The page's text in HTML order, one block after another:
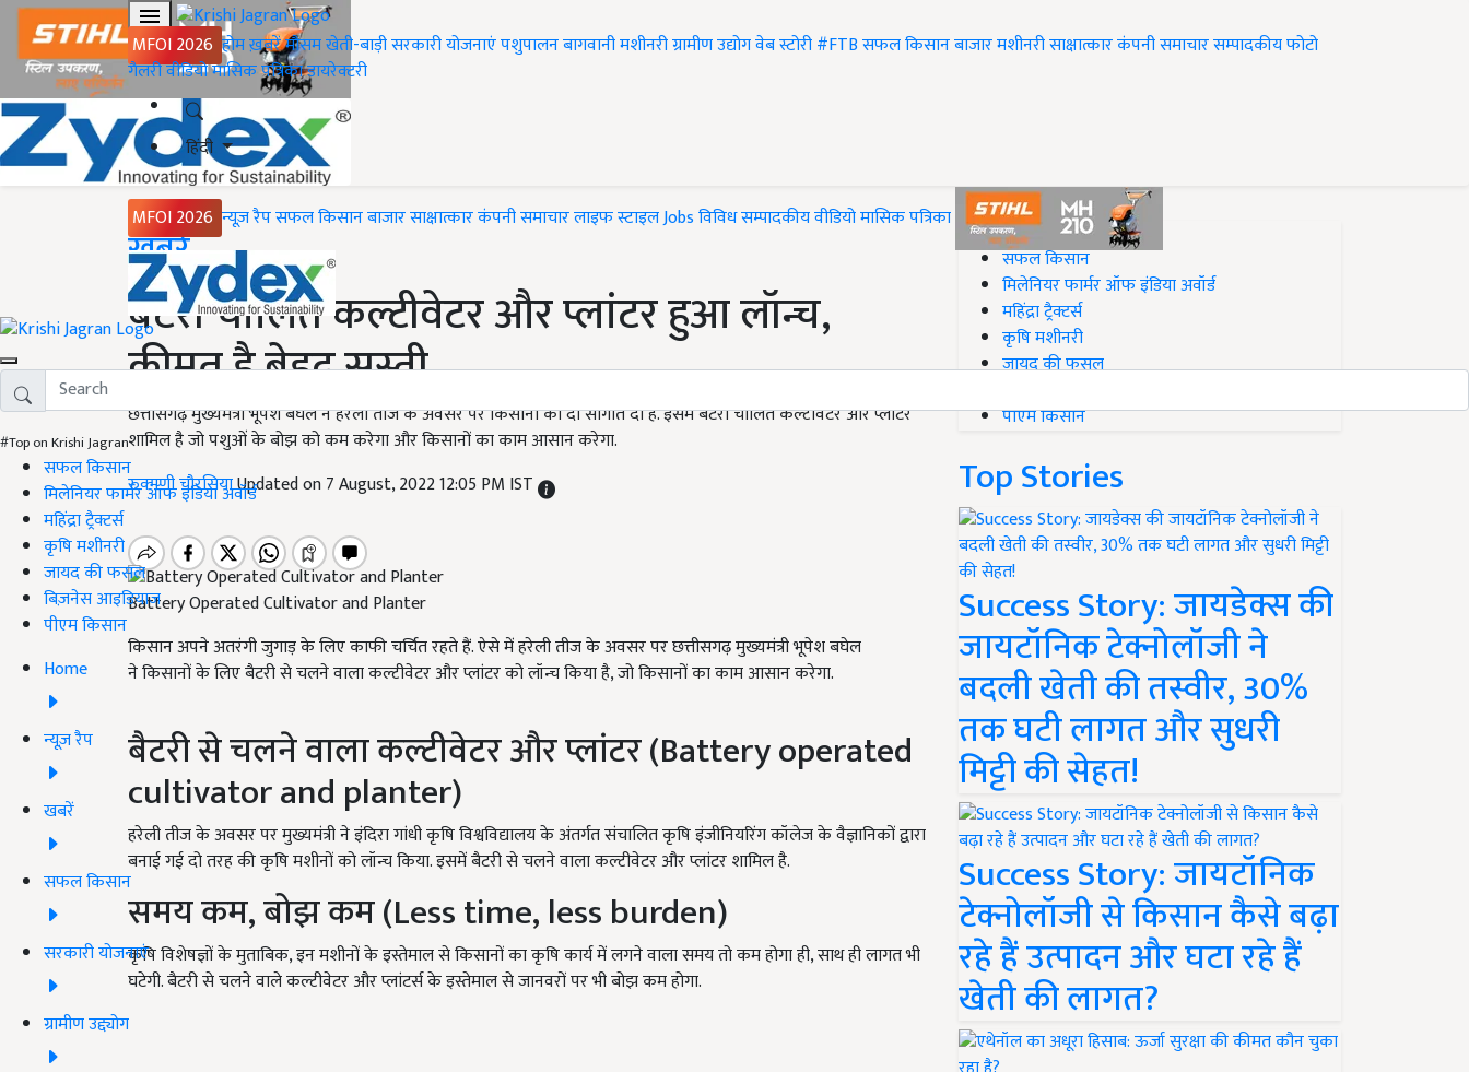
MFOI 2026 होमख़बरेंमौसमखेती-बाड़ीसरकारी योजनाएंपशुपालनबागवानीमशीनरीग्रामीण उद्योगवेब स्टोरी#FTBसफल किसानबाजारमशीनरीसाक्षात्कारकंपनी समाचारसम्पादकीयफोटो
गैलरीवीडियोमासिक पत्रिकाडायरेक्टरी
हिंदी
MFOI 2026 न्यूज़ रैपसफल किसानबाजारसाक्षात्कारकंपनी समाचारलाइफ स्टाइलJobsविविधसम्पादकीयवीडियोमासिक पत्रिका
#Top on Krishi Jagran
सफल किसान
मिलेनियर फार्मर ऑफ इंडिया अवॉर्ड
महिंद्रा ट्रैक्टर्स
कृषि मशीनरी
जायद की फसल
बिज़नेस आइडियाज
पीएम किसान
Home
न्यूज़ रैप
खबरें
सफल किसान
सरकारी योजनाएं
ग्रामीण उद्द्योग
Home
ख़बरें
बैटरी चालित कल्टीवेटर और प्लांटर हुआ लॉन्च,
कीमत है बेहद सस्ती
छत्तीसगढ़ मुख्यमंत्री भूपेश बघेल ने हरेली तीज के अवसर पर किसानों को दो सौगात दी है. इसमें बैटरी चालित कल्टीवेटर और प्लांटर
शामिल है जो पशुओं के बोझ को कम करेगा और किसानों का काम आसान करेगा.
रुक्मणी चौरसियाUpdated on 7 August, 2022 12:05 PM IST
Battery Operated Cultivator and Planter
किसान अपने अतरंगी जुगाड़ के लिए काफी चर्चित रहते हैं. ऐसे में हरेली तीज के अवसर परछत्तीसगढ़ मुख्यमंत्री भूपेश बघेल
नेकिसानों के लिए बैटरी से चलने वाला कल्टीवेटर और प्लांटर को लॉन्च किया है, जो किसानों का काम आसान करेगा.
बैटरी से चलने वाला कल्टीवेटर और प्लांटर (Battery operated
cultivator and planter)
हरेली तीज के अवसर पर मुख्यमंत्री ने इंदिरा गांधी कृषि विश्वविद्यालय के अंतर्गत संचालित कृषि इंजीनियरिंग कॉलेज के वैज्ञानिकों द्वारा
बनाई गई दो तरह की कृषि मशीनों को लॉन्च किया. इसमें बैटरी से चलने वाला कल्टीवेटर और प्लांटर शामिल है.
समय कम, बोझ कम (Less time, less burden)
कृषि विशेषज्ञों के मुताबिक, इन मशीनों के इस्तेमाल से किसानों का कृषि कार्य में लगने वाला समय तो कम होगा ही, साथ ही लागत भी
घटेगी. बैटरी से चलने वाले कल्टीवेटर और प्लांटर्स के इस्तेमाल से जानवरों पर भी बोझ कम होगा.
#Top on Krishi Jagran
सफल किसान
मिलेनियर फार्मर ऑफ इंडिया अवॉर्ड
महिंद्रा ट्रैक्टर्स
कृषि मशीनरी
जायद की फसल
पीएम किसान
Top Stories
Success Story: जायडेक्स की
जायटॉनिक टेक्नोलॉजी ने
बदली खेती की तस्वीर, 30%
तक घटी लागत और सुधरी
मिट्टी की सेहत!
Success Story: जायटॉनिक
टेक्नोलॉजी से किसान कैसे बढ़ा
रहे हैं उत्पादन और घटा रहे हैं
खेती की लागत?